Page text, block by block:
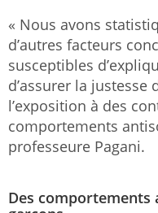
« Nous avons
d’autres facteurs
susceptibles
d’assurer la
l’exposition à des
comportements
professeure Pagani.
Des comportements